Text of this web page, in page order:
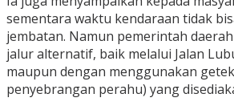
sementara waktu kendaraan tidak
jembatan. Namun pemerintah
jalur alternatif, baik melalui Jalan
maupun dengan menggunakan
penyebrangan perahu) yang